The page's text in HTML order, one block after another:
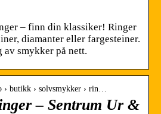
– finn din klassiker! Ringer
diamanter eller fargesteiner.
av smykker på nett.
› butikk › solvsmykker › rin…
– Sentrum Ur &